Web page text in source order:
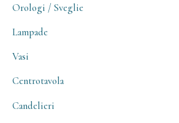
Orologi / Sveglie
Lampade
Vasi
Centrotavola
Candelieri